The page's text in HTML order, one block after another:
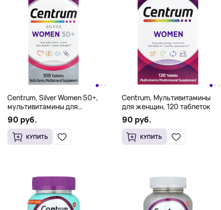
Centrum, Silver Women 50+,
мультивитамины для
женщин старше 50 лет,
100 таблеток
90 руб.
КУПИТЬ
Centrum, Мультивитамины
для женщин, 120 таблеток
90 руб.
КУПИТЬ